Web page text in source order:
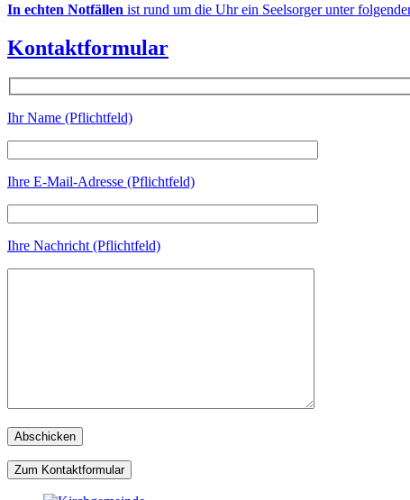
In echten Notfällen ist rund um die Uhr ein Seelsorger unter
Kontaktformular
Ihr Name (Pflichtfeld)
Ihre E-Mail-Adresse (Pflichtfeld)
Ihre Nachricht (Pflichtfeld)
Zum Kontaktformular